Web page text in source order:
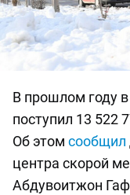
В прошлом году
поступил 13 522
Об этом сообщил
центра скорой
Абдувоитжон